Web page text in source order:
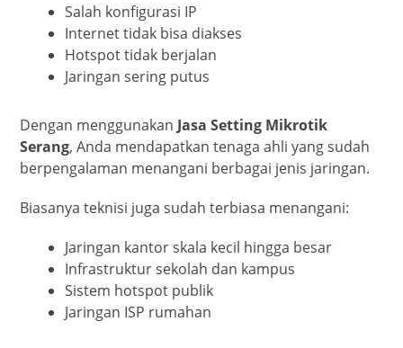
Salah konfigurasi IP
Internet tidak bisa diakses
Hotspot tidak berjalan
Jaringan sering putus
Dengan menggunakan Jasa Setting Mikrotik
Serang, Anda mendapatkan tenaga ahli yang sudah
berpengalaman menangani berbagai jenis jaringan.
Biasanya teknisi juga sudah terbiasa menangani:
Jaringan kantor skala kecil hingga besar
Infrastruktur sekolah dan kampus
Sistem hotspot publik
Jaringan ISP rumahan